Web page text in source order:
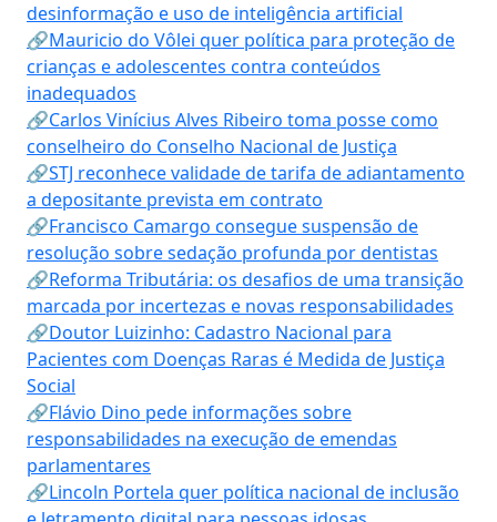
desinformação e uso de inteligência artificial
🔗Mauricio do Vôlei quer política para proteção de
crianças e adolescentes contra conteúdos
inadequados
🔗Carlos Vinícius Alves Ribeiro toma posse como
conselheiro do Conselho Nacional de Justiça
🔗STJ reconhece validade de tarifa de adiantamento
a depositante prevista em contrato
🔗Francisco Camargo consegue suspensão de
resolução sobre sedação profunda por dentistas
🔗Reforma Tributária: os desafios de uma transição
marcada por incertezas e novas responsabilidades
🔗Doutor Luizinho: Cadastro Nacional para
Pacientes com Doenças Raras é Medida de Justiça
Social
🔗Flávio Dino pede informações sobre
responsabilidades na execução de emendas
parlamentares
🔗Lincoln Portela quer política nacional de inclusão